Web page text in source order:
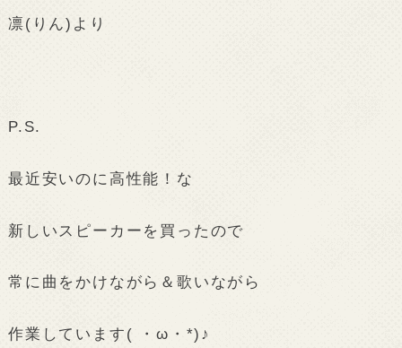
凛(りん)より
P.S.
最近安いのに高性能！な
新しいスピーカーを買ったので
常に曲をかけながら＆歌いながら
作業しています( ・ω・*)♪